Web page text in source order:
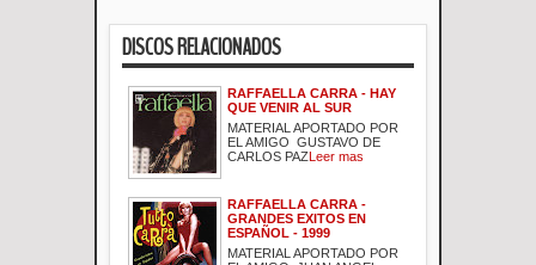
DISCOS RELACIONADOS
RAFFAELLA CARRA - HAY
QUE VENIR AL SUR
MATERIAL APORTADO POR
EL AMIGO GUSTAVO DE
CARLOS PAZLeer mas
RAFFAELLA CARRA -
GRANDES EXITOS EN
ESPAÑOL - 1999
MATERIAL APORTADO POR